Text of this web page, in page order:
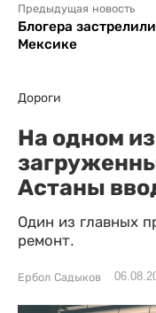
Предыдущая новость
Блогера
Мексике
Дороги
На одном
Астаны
Один из главных
ремонт.
Ербол Садыков